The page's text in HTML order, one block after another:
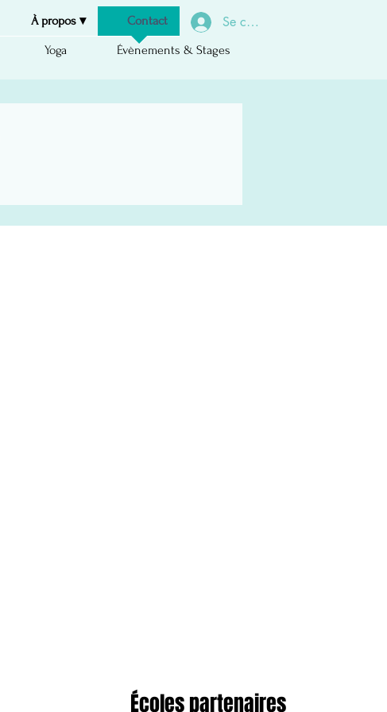
À propos ▾ Contact Se connecter
Yoga Évènements & Stages
Écoles partenaires